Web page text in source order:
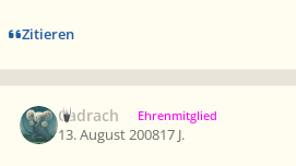
Zitieren
Cadrach Ehrenmitglied
13. August 200817 J.